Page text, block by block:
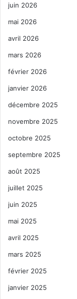
juin 2026
mai 2026
avril 2026
mars 2026
février 2026
janvier 2026
décembre 2025
novembre 2025
octobre 2025
septembre 2025
août 2025
juillet 2025
juin 2025
mai 2025
avril 2025
mars 2025
février 2025
janvier 2025